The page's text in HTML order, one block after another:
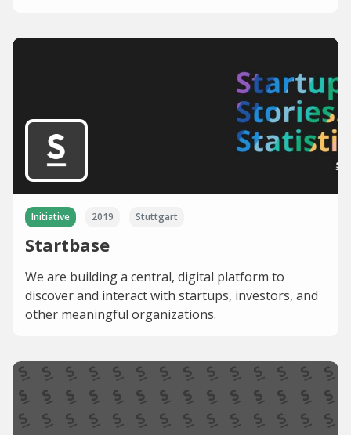
Initiative 2019 Stuttgart
Startbase
We are building a central, digital platform to
discover and interact with startups, investors, and
other meaningful organizations.